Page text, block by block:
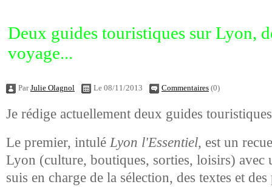
Deux guides touristiques sur Lyon,
voyage...
ParJulie Olagnol Le 08/11/2013 Commentaires (0)
Je rédige actuellement deux guides
Le premier, intulé Lyon l'Essentiel, est un
Lyon (culture, boutiques, sorties, loisirs) avec
suis en charge de la sélection, des textes et